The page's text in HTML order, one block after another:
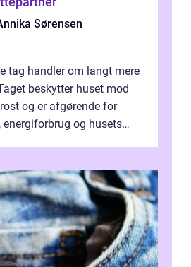
Sørensen
tag handler om langt mere
beskytter huset mod
og er afgørende for
energiforbrug og husets